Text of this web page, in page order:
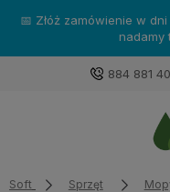
📅 Złóż zamówienie w
nadamy
884 881
Soft Sprzęt